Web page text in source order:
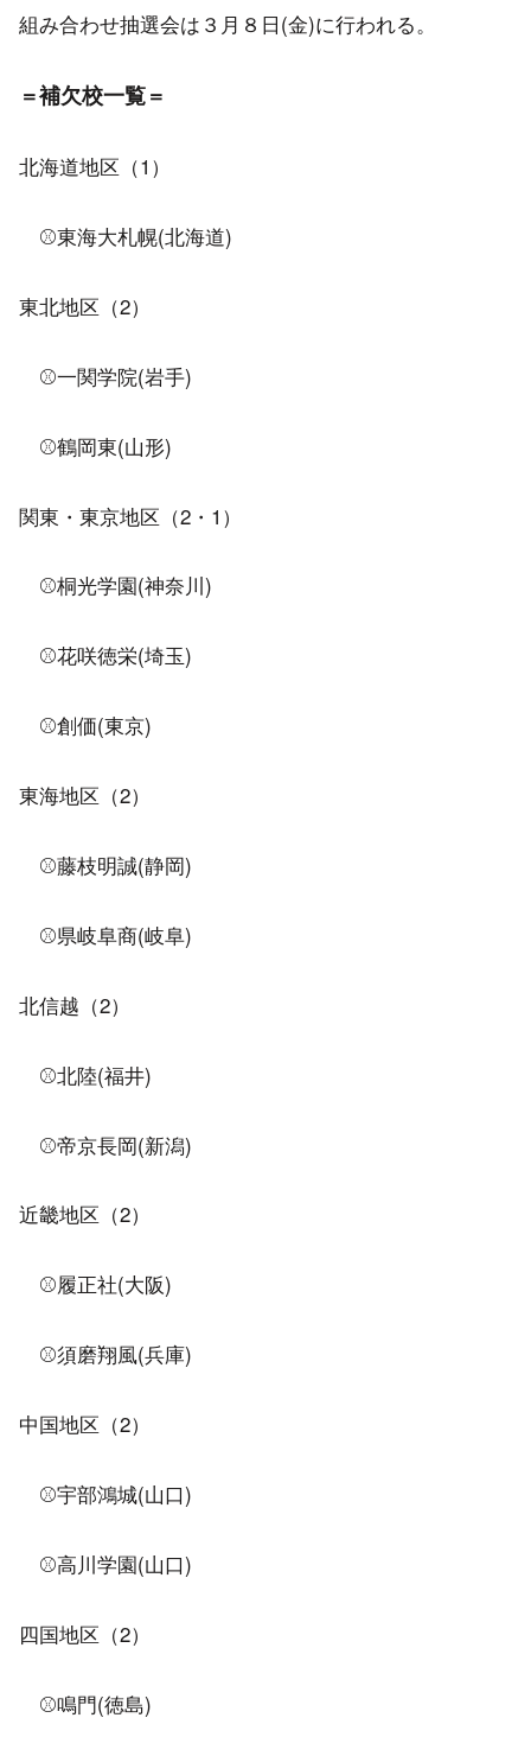
組み合わせ抽選会は３月８日(金)に行われる。
＝補欠校一覧＝
北海道地区（1）
⚾東海大札幌(北海道)
東北地区（2）
⚾一関学院(岩手)
⚾鶴岡東(山形)
関東・東京地区（2・1）
⚾桐光学園(神奈川)
⚾花咲徳栄(埼玉)
⚾創価(東京)
東海地区（2）
⚾藤枝明誠(静岡)
⚾県岐阜商(岐阜)
北信越（2）
⚾北陸(福井)
⚾帝京長岡(新潟)
近畿地区（2）
⚾履正社(大阪)
⚾須磨翔風(兵庫)
中国地区（2）
⚾宇部鴻城(山口)
⚾高川学園(山口)
四国地区（2）
⚾鳴門(徳島)